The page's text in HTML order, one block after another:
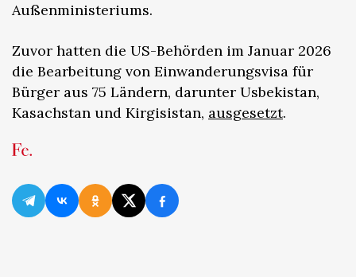
Außenministeriums.
Zuvor hatten die US-Behörden im Januar 2026
die Bearbeitung von Einwanderungsvisa für
Bürger aus 75 Ländern, darunter Usbekistan,
Kasachstan und Kirgisistan, ausgesetzt.